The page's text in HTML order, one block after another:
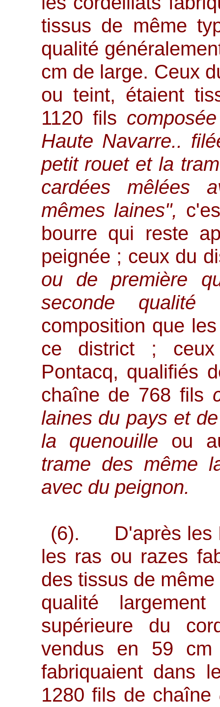
tissus de même
qualité
cm de large. Ceux
ou teint, étaient
1120 fils
Haute Navarre..
petit rouet et la
cardées mêlées
mêmes laines",
bourre qui reste
peignée ; ceux du
ou de première
seconde qualité
composition que
ce district ;
Pontacq, qualifiés
chaîne de 768 fils
laines du pays et
la quenouille ou
trame des même
avec du peignon.
(6). D'après les
les ras ou razes
des tissus de
qualité
supérieure du
vendus en 59
fabriquaient dans
1280 fils de chaîne